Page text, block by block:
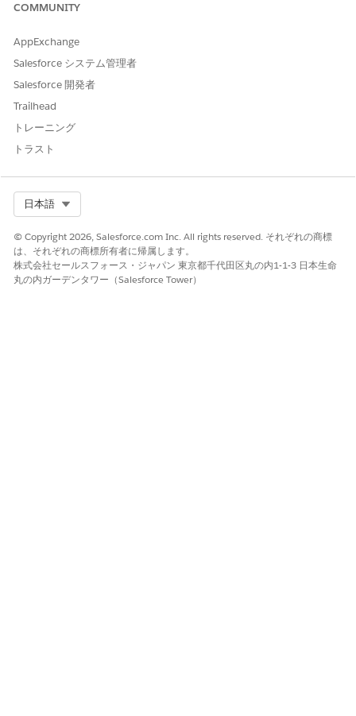
COMMUNITY
AppExchange
Salesforce システム管理者
Salesforce 開発者
Trailhead
トレーニング
トラスト
日本語
© Copyright 2026, Salesforce.com Inc. All rights reserved. それぞれの商標
は、それぞれの商標所有者に帰属します。
株式会社セールスフォース・ジャパン 東京都千代田区丸の内1-1-3 日本生命
丸の内ガーデンタワー（Salesforce Tower）